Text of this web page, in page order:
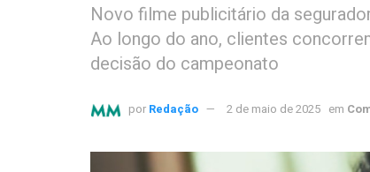
Novo filme publicitário da
Ao longo do ano, clientes
decisão do campeonato
por Redação 2 de maio de 2025 em